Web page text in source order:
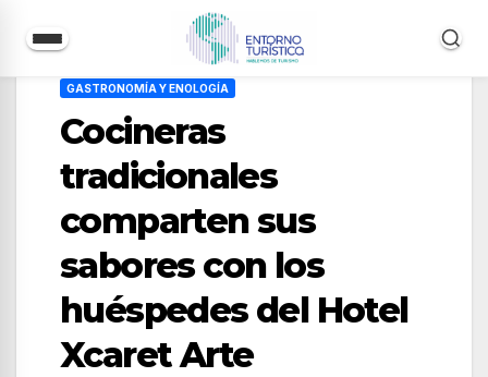
contenido
GASTRONOMÍA Y ENOLOGÍA
Cocineras
tradicionales
comparten sus
sabores con los
huéspedes del Hotel
Xcaret Arte